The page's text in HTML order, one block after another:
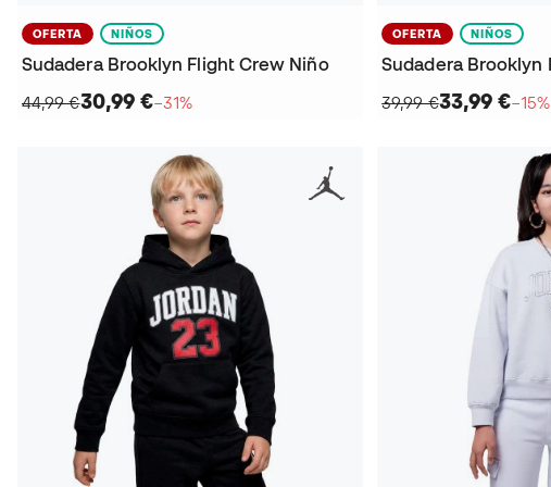
OFERTA NIÑOS
Sudadera Brooklyn Flight Crew Niño
44,99 €30,99 €−31%
OFERTA NIÑOS
39,99 €33,99 €−15%